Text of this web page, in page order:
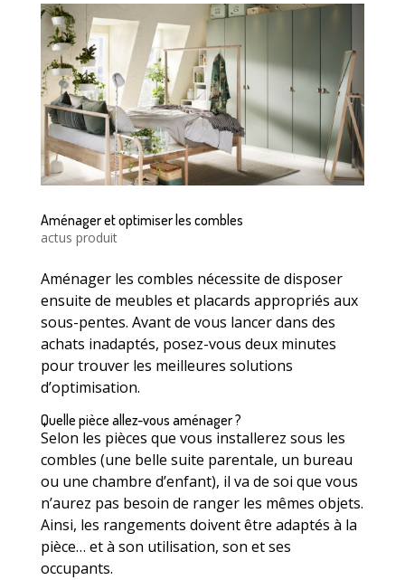
Aménager et optimiser les combles
actus produit
Aménager les combles nécessite de disposer
ensuite de meubles et placards appropriés aux
sous-pentes. Avant de vous lancer dans des
achats inadaptés, posez-vous deux minutes
pour trouver les meilleures solutions
d’optimisation.
Quelle pièce allez-vous aménager ?
Selon les pièces que vous installerez sous les
combles (une belle suite parentale, un bureau
ou une chambre d’enfant), il va de soi que vous
n’aurez pas besoin de ranger les mêmes objets.
Ainsi, les rangements doivent être adaptés à la
pièce… et à son utilisation, son et ses
occupants.